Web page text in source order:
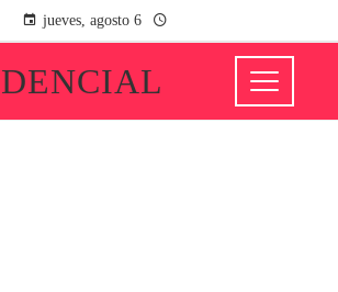
jueves, agosto 6